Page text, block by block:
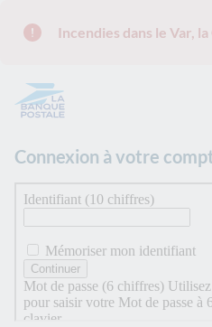
Incendies dans le Var,
Connexion à votre